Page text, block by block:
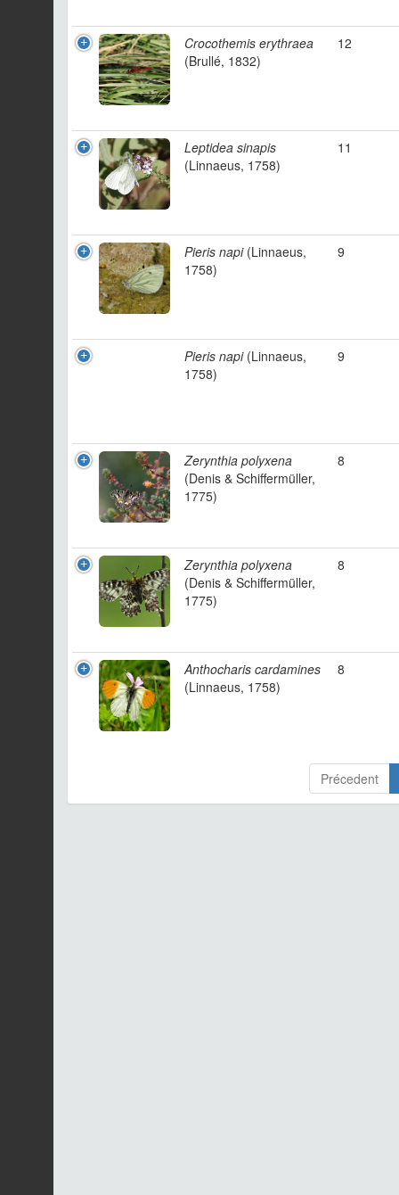
Crocothemis erythraea
(Brullé, 1832)
12
Leptidea sinapis
(Linnaeus, 1758)
11
Pieris napi(Linnaeus,
1758)
9
Pieris napi(Linnaeus,
1758)
9
Zerynthia polyxena
(Denis & Schiffermüller,
1775)
8
Zerynthia polyxena
(Denis & Schiffermüller,
1775)
8
Anthocharis cardamines
(Linnaeus, 1758)
8
Précedent